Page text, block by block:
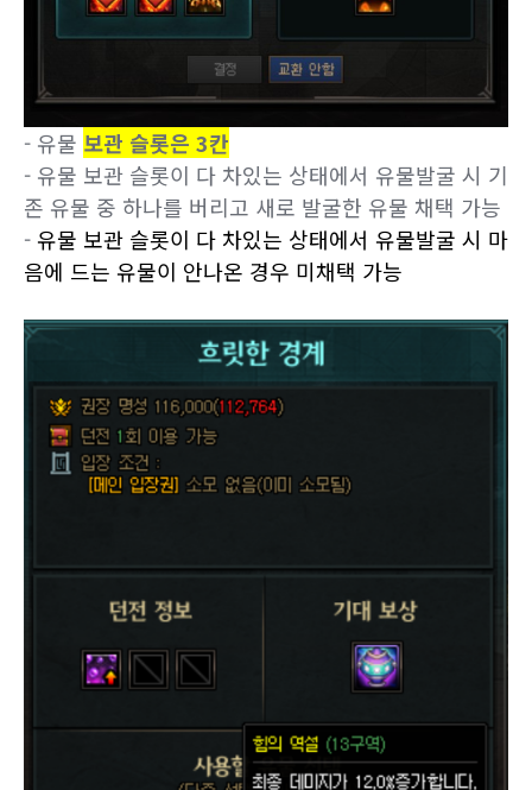
- 유물 보관 슬롯은 3칸
- 유물 보관 슬롯이 다 차있는 상태에서 유물발굴 시 기
존 유물 중 하나를 버리고 새로 발굴한 유물 채택 가능
- 유물 보관 슬롯이 다 차있는 상태에서 유물발굴 시 마
음에 드는 유물이 안나온 경우 미채택 가능